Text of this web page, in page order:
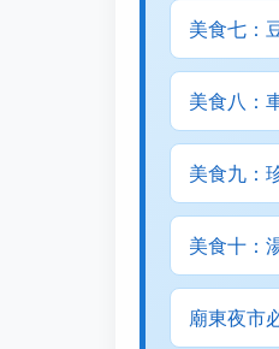
美食七：
美食八：
美食九：
美食十：
廟東夜市